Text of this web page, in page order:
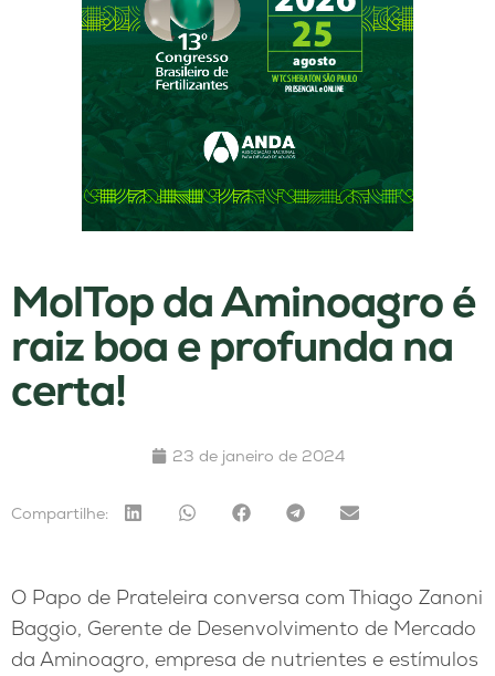
MolTop da Aminoagro é
raiz boa e profunda na
certa!
23 de janeiro de 2024
Compartilhe:
O Papo de Prateleira conversa com Thiago Zanoni
Baggio, Gerente de Desenvolvimento de Mercado
da Aminoagro, empresa de nutrientes e estímulos